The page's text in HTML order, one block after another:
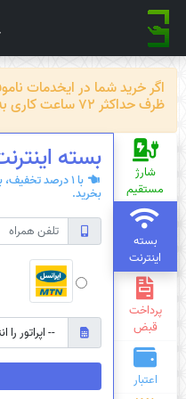
اگر خرید شما در ایخدمات
ظرف حداکثر 72 ساعت کاری به حسابتان برمی‌گردد.
شارژ
مستقیم
بسته
اینترنت
پرداخت
قبض
اعتبار
بسته‌
با 1 درصد
بخرید.